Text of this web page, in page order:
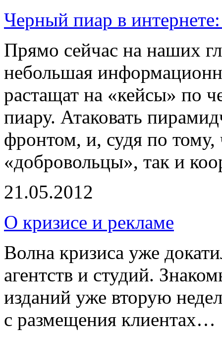
Черный пиар в
Прямо сейчас на наших
небольшая
растащат на «кейсы» по
пиару. Атаковать
фронтом, и, судя по тому,
«добровольцы», так и
21.05.2012
О кризисе и рекламе
Волна кризиса уже
агентств и студий.
изданий уже вторую
с размещения клиентах…